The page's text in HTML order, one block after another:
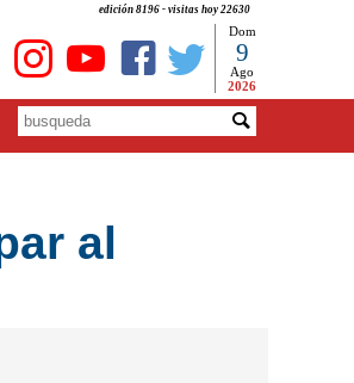
edición 8196 - visitas hoy 22630
Dom
9
Ago
2026
al